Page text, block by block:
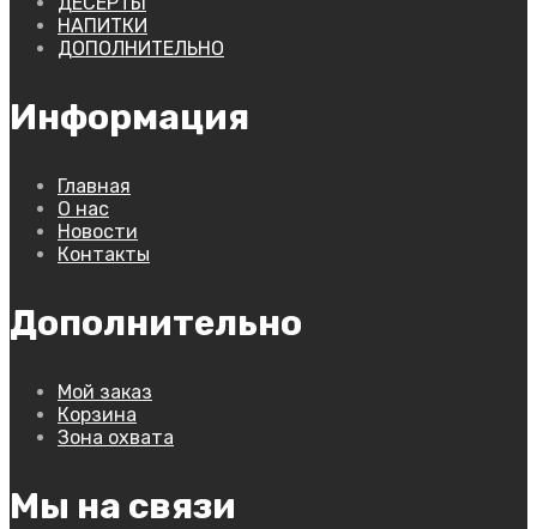
НАПИТКИ
ДОПОЛНИТЕЛЬНО
Информация
Главная
О нас
Новости
Контакты
Дополнительно
Мой заказ
Корзина
Зона охвата
Мы на связи